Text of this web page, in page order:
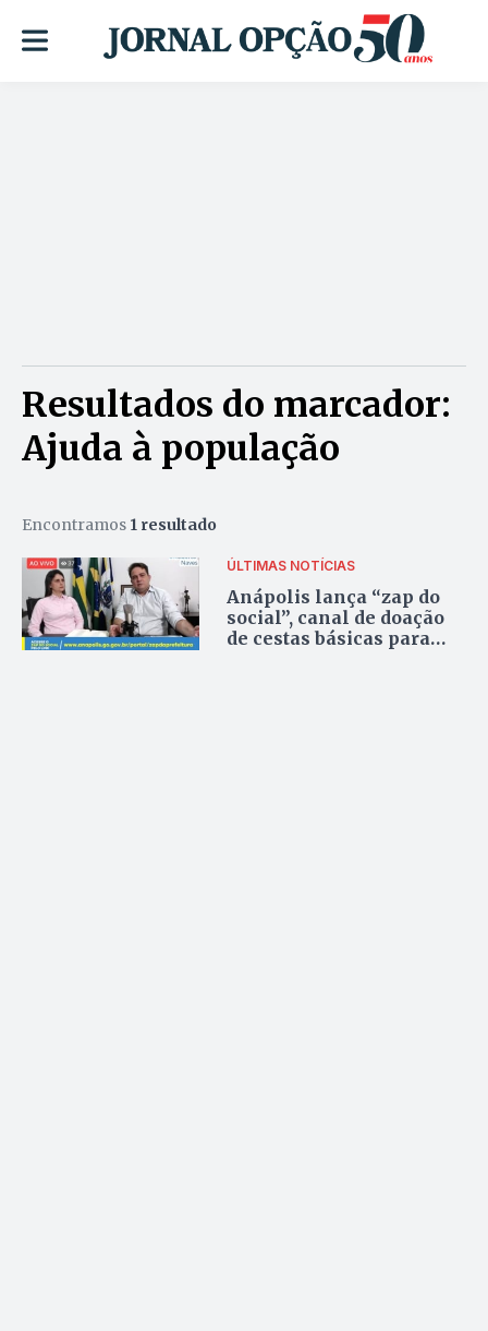
Resultados do marcador:
Ajuda à população
Encontramos 1 resultado
ÚLTIMAS NOTÍCIAS
Anápolis lança “zap do
social”, canal de doação
de cestas básicas para